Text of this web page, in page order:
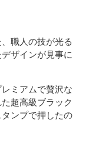
職人の技が光る
ザインが見事に
ミアムで贅沢な
超高級ブラック
ンプで押したの